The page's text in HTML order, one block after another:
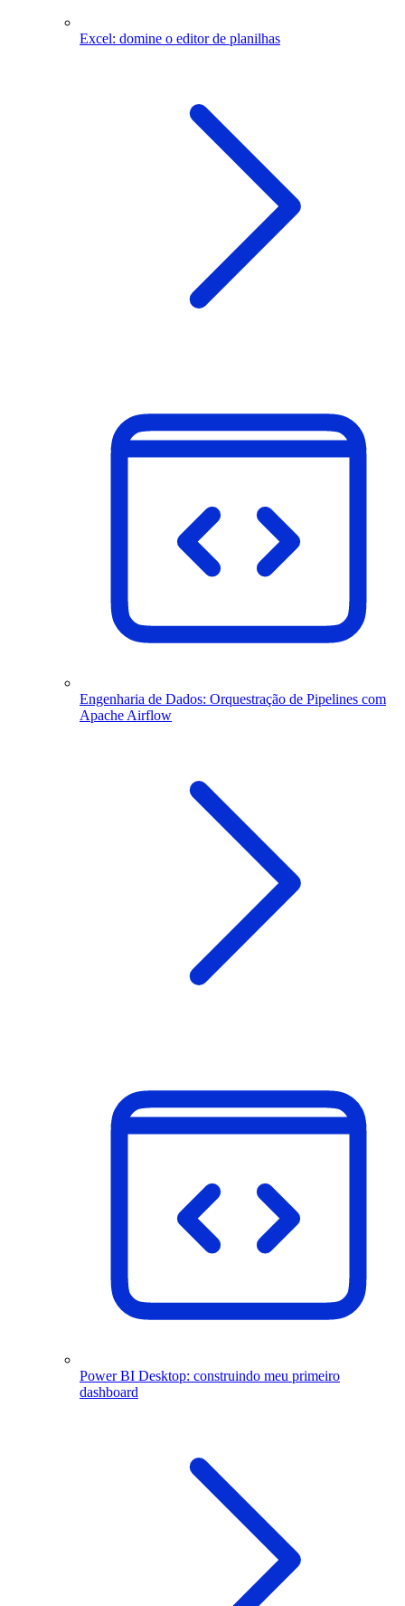
Excel: domine o editor de planilhas
Engenharia de Dados: Orquestração de Pipelines com
Apache Airflow
Power BI Desktop: construindo meu primeiro
dashboard